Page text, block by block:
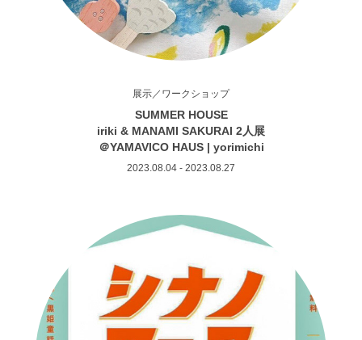
展示／ワークショップ
SUMMER HOUSE
iriki & MANAMI SAKURAI 2人展
＠YAMAVICO HAUS | yorimichi
2023.08.04 - 2023.08.27